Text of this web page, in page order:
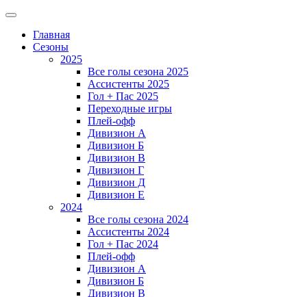
Главная
Сезоны
2025
Все голы сезона 2025
Ассистенты 2025
Гол + Пас 2025
Переходные игры
Плей-офф
Дивизион A
Дивизион Б
Дивизион В
Дивизион Г
Дивизион Д
Дивизион Е
2024
Все голы сезона 2024
Ассистенты 2024
Гол + Пас 2024
Плей-офф
Дивизион A
Дивизион Б
Дивизион В